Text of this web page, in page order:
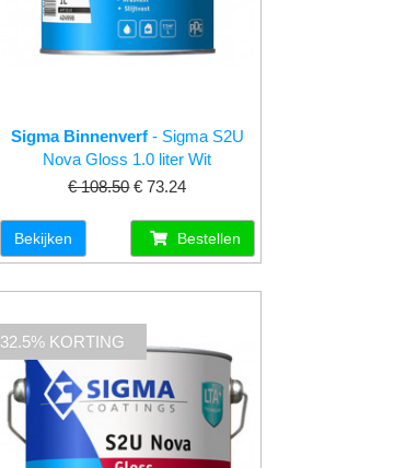
Sigma Binnenverf- Sigma S2U
Nova Gloss 1.0 liter Wit
€ 108.50 € 73.24
Bekijken Bestellen
32.5% KORTING